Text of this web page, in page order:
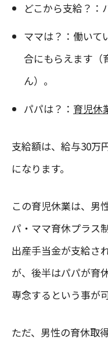
どこから支給？：
ママは？：働いて
合にもらえます（
ん）。
パパは？： 育児休
支給額は、給与30万
になります。
この育児休業は、男
パ・ママ育休プラス
出産手当金が支給さ
が、後半はパパが育
専念するという事が
ただ、男性の育休取